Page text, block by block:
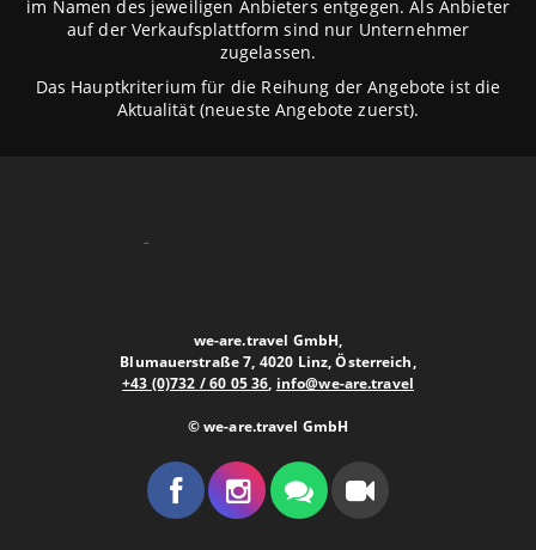
im Namen des jeweiligen Anbieters entgegen. Als Anbieter
auf der Verkaufsplattform sind nur Unternehmer
zugelassen.
Das Hauptkriterium für die Reihung der Angebote ist die
Aktualität (neueste Angebote zuerst).
we-are.travel GmbH,
Blumauerstraße 7, 4020 Linz, Österreich,
+43 (0)732 / 60 05 36, info@we-are.travel
© we-are.travel GmbH